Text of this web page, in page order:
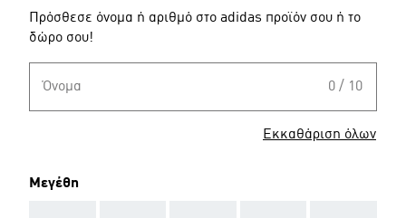
Πρόσθεσε όνομα ή αριθμό στο adidas προϊόν σου ή το
δώρο σου!
Όνομα 0 / 10
Εκκαθάριση όλων
Μεγέθη